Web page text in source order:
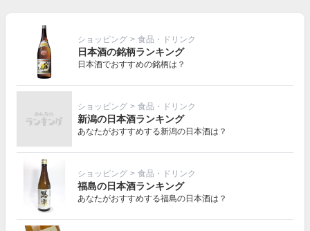
ショッピング > 食品・ドリンク
日本酒の銘柄ランキング
日本酒でおすすめの銘柄は？
ショッピング > 食品・ドリンク
新潟の日本酒ランキング
あなたがおすすめする新潟の日本酒は？
ショッピング > 食品・ドリンク
福島の日本酒ランキング
あなたがおすすめする福島の日本酒は？